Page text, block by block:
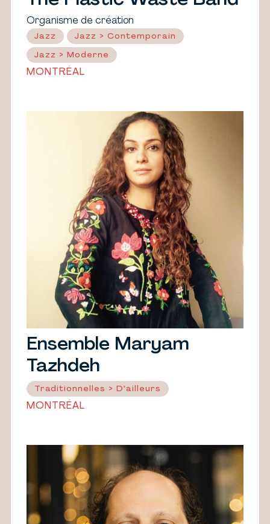
Organisme de création
Jazz Jazz > Contemporain
Jazz > Moderne
MONTRÉAL
Ensemble Maryam
Tazhdeh
Traditionnelles > D'ailleurs
MONTRÉAL